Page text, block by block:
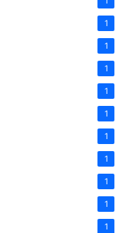
1
1
1
1
1
1
1
1
1
1